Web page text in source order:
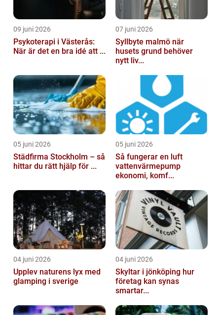
09 juni 2026
Psykoterapi i Västerås:
När är det en bra idé att ...
07 juni 2026
Syllbyte malmö när
husets grund behöver
nytt liv...
05 juni 2026
Städfirma Stockholm – så
hittar du rätt hjälp för ...
05 juni 2026
Så fungerar en luft
vattenvärmepump
ekonomi, komf...
04 juni 2026
Upplev naturens lyx med
glamping i sverige
04 juni 2026
Skyltar i jönköping hur
företag kan synas
smartar...